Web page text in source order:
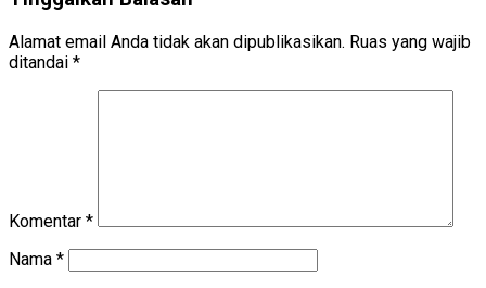
Alamat email Anda tidak akan dipublikasikan. Ruas yang wajib
ditandai *
Komentar *
Nama *